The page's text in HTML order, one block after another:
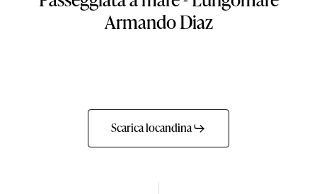
Armando Diaz
Scarica locandina